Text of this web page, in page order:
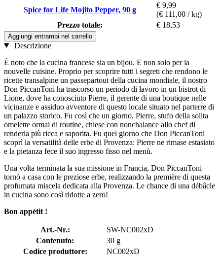
Spice for Life Mojito Pepper, 90 g
€ 9,99
(€ 111,00 / kg)
Prezzo totale:
€ 18,53
Aggiungi entrambi nel carrello
Descrizione
È noto che la cucina francese sia un bijou. E non solo per la
nouvelle cuisine. Proprio per scoprire tutti i segreti che rendono le
ricette transalpine un passepartout della cucina mondiale, il nostro
Don PiccanToni ha trascorso un periodo di lavoro in un bistrot di
Lione, dove ha conosciuto Pierre, il gerente di una boutique nelle
vicinanze e assiduo avventore di questo locale situato nel parterre di
un palazzo storico. Fu così che un giorno, Pierre, stufo della solita
omelette ormai di routine, chiese con nonchalance allo chef di
renderla più ricca e saporita. Fu quel giorno che Don PiccanToni
scoprì la versatilità delle erbe di Provenza: Pierre ne rimase estasiato
e la pietanza fece il suo ingresso fisso nel menù.
Una volta terminata la sua missione in Francia, Don PiccanToni
tornò a casa con le preziose erbe, realizzando la première di questa
profumata miscela dedicata alla Provenza. Le chance di una débâcle
in cucina sono così ridotte a zero!
Bon appétit !
Art.-Nr.:
SW-NC002xD
Contenuto:
30 g
Codice produttore:
NC002xD